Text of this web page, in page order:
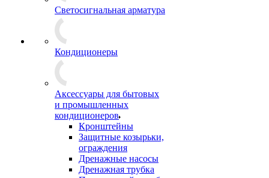
Светосигнальная арматура
Кондиционеры
Аксессуары для бытовых
и промышленных
кондиционеров
Кронштейны
Защитные козырьки,
ограждения
Дренажные насосы
Дренажная трубка